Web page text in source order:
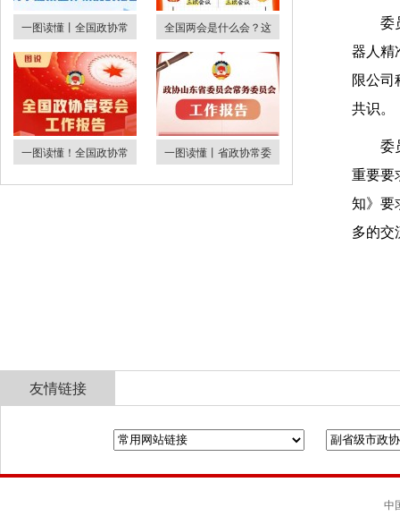
一图读懂丨全国政协常 全国两会是什么会？这
一图读懂！全国政协常 一图读懂丨省政协常委
委
器人精
限公司
共识。
委
重要要
知》要
多的交
友情链接
中